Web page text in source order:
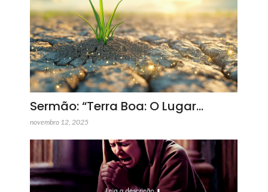
Sermão: “Terra Boa: O Lugar…
novembro 12, 2025